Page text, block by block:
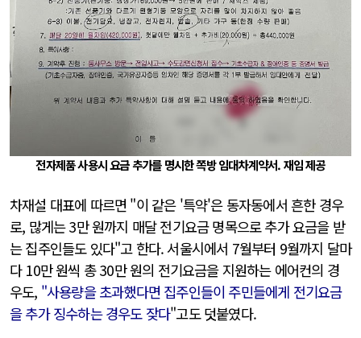
전자제품 사용시 요금 추가를 명시한 쪽방 임대차계약서. 재임 제공
차재설 대표에 따르면 "이 같은 '특약'은 동자동에서 흔한 경우
로, 많게는 3만 원까지 매달 전기요금 명목으로 추가 요금을 받
는 집주인들도 있다"고 한다. 서울시에서 7월부터 9월까지 달마
다 10만 원씩 총 30만 원의 전기요금을 지원하는 에어컨의 경
우도, "사용량을 초과했다면 집주인들이 주민들에게 전기요금
을 추가 징수하는 경우도 잦다"고도 덧붙였다.